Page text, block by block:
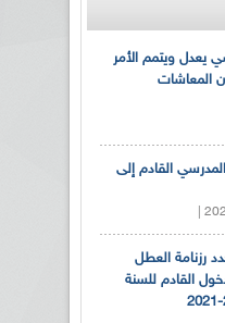
يعدل ويتمم الأمر
المعاشات
القادم إلى
رزنامة العطل
القادم للسنة